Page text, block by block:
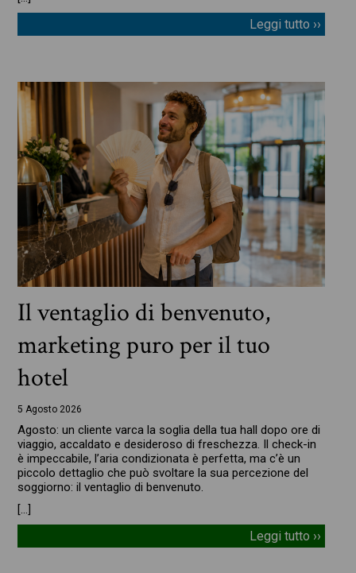
Leggi tutto ››
Il ventaglio di benvenuto,
marketing puro per il tuo
hotel
5 Agosto 2026
Agosto: un cliente varca la soglia della tua hall dopo ore di
viaggio, accaldato e desideroso di freschezza. Il check-in
è impeccabile, l’aria condizionata è perfetta, ma c’è un
piccolo dettaglio che può svoltare la sua percezione del
soggiorno: il ventaglio di benvenuto.
[…]
Leggi tutto ››